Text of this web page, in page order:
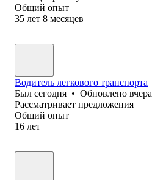
Общий опыт
35 лет 8 месяцев
Водитель легкового транспорта
Был сегодня • Обновлено вчера
Рассматривает предложения
Общий опыт
16 лет